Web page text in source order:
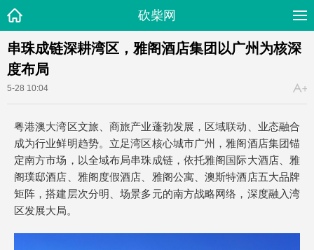
砍柴网
串珠成链深耕湾区，雅阁酒店集团以广州为核深
度布局
5-28 10:04
粤港澳大湾区文旅、商旅产业蓬勃发展，区域联动、业态融合
成为行业鲜明趋势。立足湾区核心城市广州，雅阁酒店集团锚
定南方市场，以全域布局串珠成链，依托雅阁国际大酒店、雅
阁璞邸酒店、雅阁度假酒店、雅阁公寓、澳斯特酒店五大品牌
矩阵，搭建层次分明、场景多元的南方战略网络，深度融入湾
区发展大局。